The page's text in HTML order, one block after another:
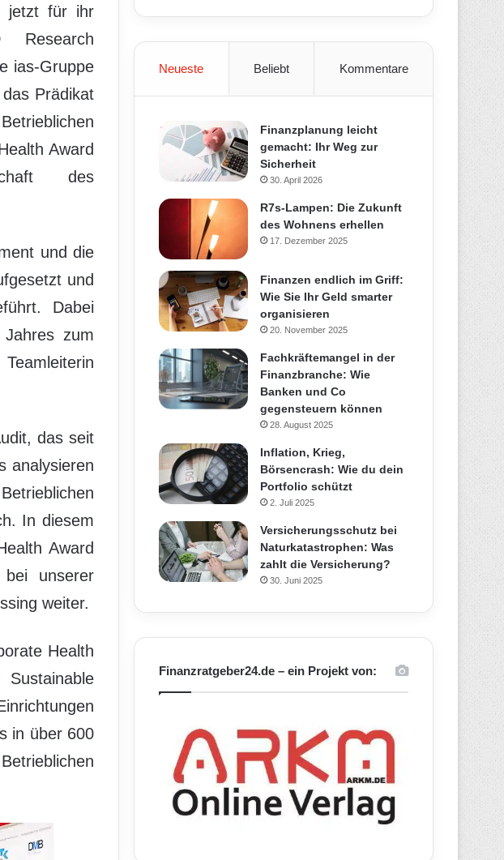
jetzt für ihr
Research
ias-Gruppe
Prädikat
Award
des
und die
und
Dabei
zum
das seit
analysieren
In diesem
Award
unserer
weiter.
Health
in über 600
Neueste Beliebt Kommentare
Finanzplanung leicht
gemacht: Ihr Weg zur
Sicherheit
30. April 2026
R7s-Lampen: Die Zukunft
des Wohnens erhellen
17. Dezember 2025
Finanzen endlich im Griff:
Wie Sie Ihr Geld smarter
organisieren
20. November 2025
Fachkräftemangel in der
Finanzbranche: Wie
Banken und Co
gegensteuern können
28. August 2025
Inflation, Krieg,
Börsencrash: Wie du dein
Portfolio schützt
2. Juli 2025
Versicherungsschutz bei
Naturkatastrophen: Was
zahlt die Versicherung?
30. Juni 2025
Finanzratgeber24.de – ein Projekt von: